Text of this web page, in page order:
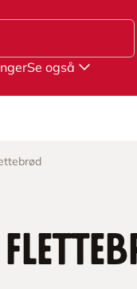
Se også